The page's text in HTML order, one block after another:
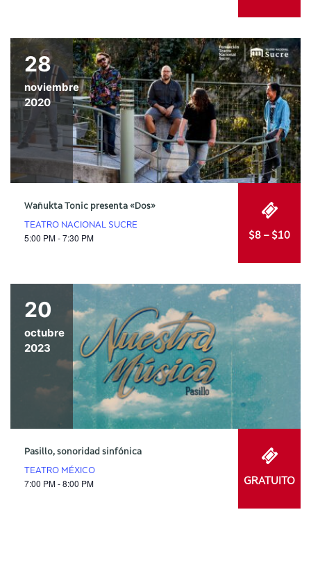
28
noviembre
2020
Wañukta Tonic presenta «Dos»
TEATRO NACIONAL SUCRE
5:00 PM - 7:30 PM $8 – $10
20
octubre
2023
Pasillo, sonoridad sinfónica
TEATRO MÉXICO
7:00 PM - 8:00 PM GRATUITO